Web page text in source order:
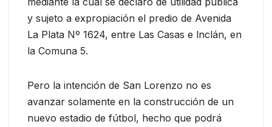
y sujeto a expropiación el predio de Avenida
La Plata Nº 1624, entre Las Casas e lnclán, en
la Comuna 5.
Pero la intención de San Lorenzo no es
avanzar solamente en la construcción de un
nuevo estadio de fútbol, hecho que podrá